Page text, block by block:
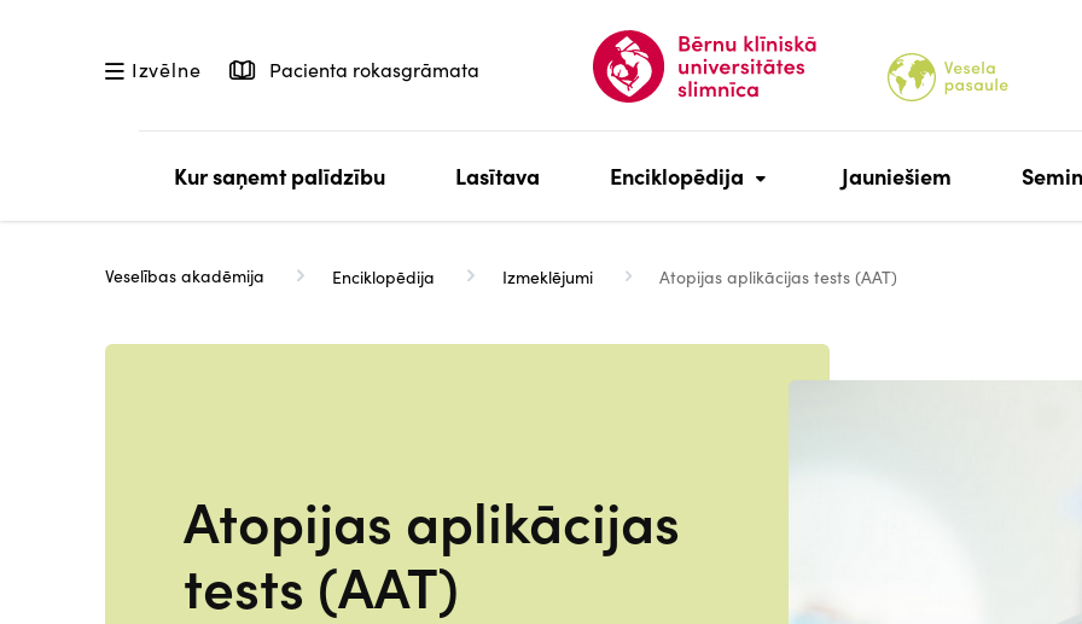
Izvēlne Pacienta rokasgrāmata
Kur saņemt palīdzību Lasītava Enciklopēdija Jauniešiem
Veselības akadēmija Enciklopēdija Izmeklējumi Atopijas aplikācijas tests (AAT)
Atopijas aplikācijas
tests (AAT)